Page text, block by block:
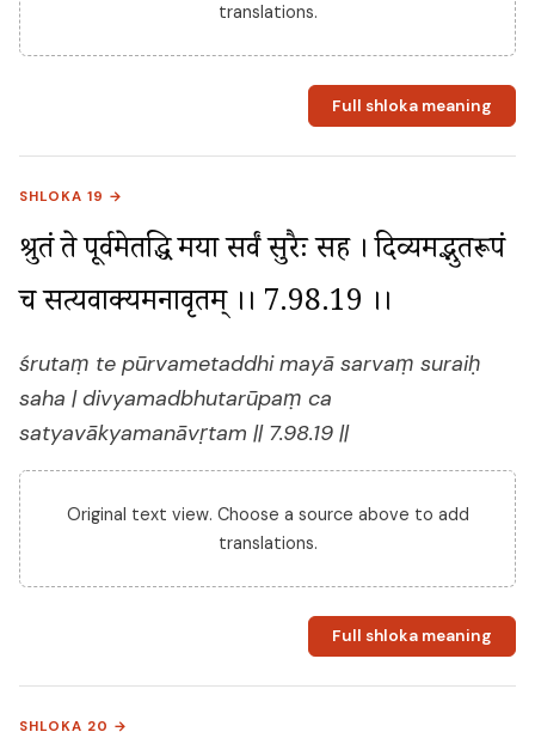
translations.
Full shloka meaning
SHLOKA 19 →
श्रुतं ते पूर्वमेतद्धि मया सर्वं सुरैः सह । दिव्यमद्भुतरूपं
च सत्यवाक्यमनावृतम् ।। 7.98.19 ।।
śrutaṃ te pūrvametaddhi mayā sarvaṃ suraiḥ
saha | divyamadbhutarūpaṃ ca
satyavākyamanāvṛtam || 7.98.19 ||
Original text view. Choose a source above to add
translations.
Full shloka meaning
SHLOKA 20 →